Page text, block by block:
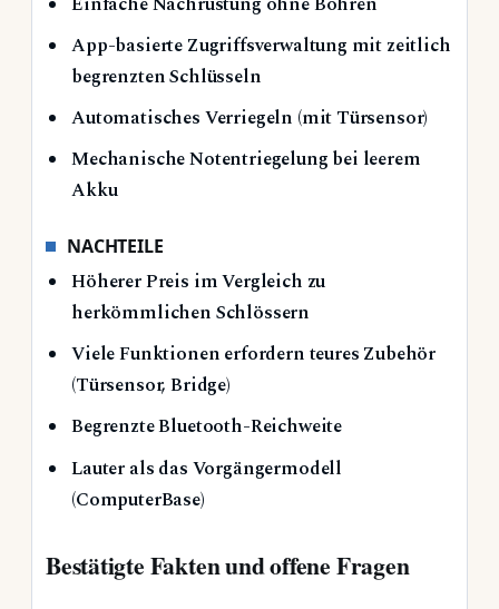
App-basierte Zugriffsverwaltung mit zeitlich
begrenzten Schlüsseln
Automatisches Verriegeln (mit Türsensor)
Mechanische Notentriegelung bei leerem
Akku
NACHTEILE
Höherer Preis im Vergleich zu
herkömmlichen Schlössern
Viele Funktionen erfordern teures Zubehör
(Türsensor, Bridge)
Begrenzte Bluetooth-Reichweite
Lauter als das Vorgängermodell
(ComputerBase)
Bestätigte Fakten und offene Fragen